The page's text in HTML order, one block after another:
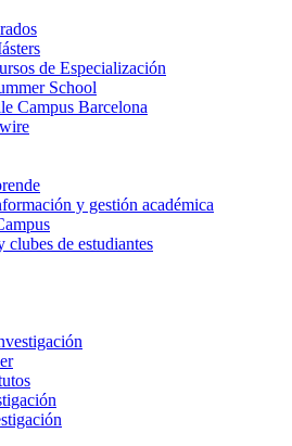
de Especialización
School
Campus Barcelona
y gestión académica
clubes de estudiantes